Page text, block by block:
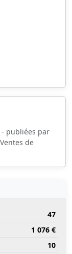
publiées par
de
47
1 076 €
10